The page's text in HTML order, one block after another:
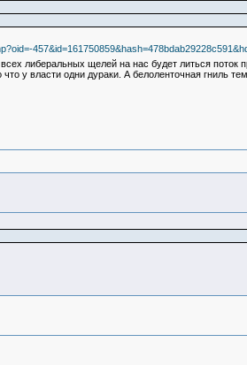
либеральных щелей на нас будет литься поток
у власти одни дураки. А белоленточная гниль